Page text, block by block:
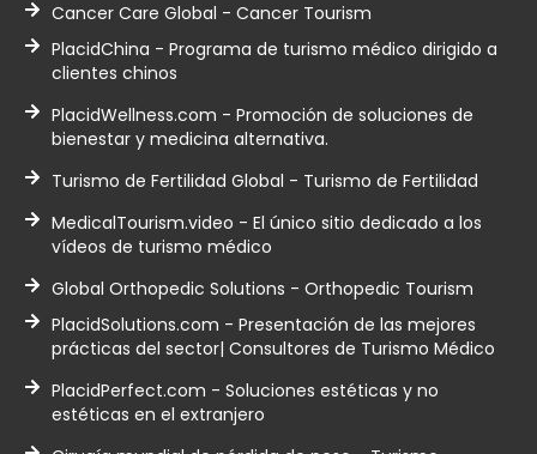
Cancer Care Global - Cancer Tourism
PlacidChina - Programa de turismo médico dirigido a
clientes chinos
PlacidWellness.com - Promoción de soluciones de
bienestar y medicina alternativa.
Turismo de Fertilidad Global - Turismo de Fertilidad
MedicalTourism.video - El único sitio dedicado a los
vídeos de turismo médico
Global Orthopedic Solutions - Orthopedic Tourism
PlacidSolutions.com - Presentación de las mejores
prácticas del sector| Consultores de Turismo Médico
PlacidPerfect.com - Soluciones estéticas y no
estéticas en el extranjero